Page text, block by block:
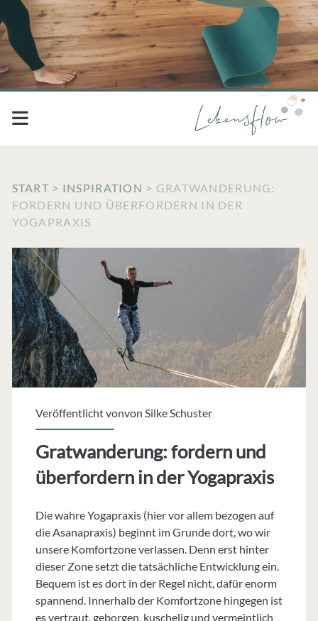
START > INSPIRATION > GRATWANDERUNG:
FORDERN UND ÜBERFORDERN IN DER
YOGAPRAXIS
Veröffentlicht vonvon Silke Schuster
Gratwanderung: fordern und
überfordern in der Yogapraxis
Die wahre Yogapraxis (hier vor allem bezogen auf
die Asanapraxis) beginnt im Grunde dort, wo wir
unsere Komfortzone verlassen. Denn erst hinter
dieser Zone setzt die tatsächliche Entwicklung ein.
Bequem ist es dort in der Regel nicht, dafür enorm
spannend. Innerhalb der Komfortzone hingegen ist
es vertraut, geborgen, kuschelig und vermeintlich